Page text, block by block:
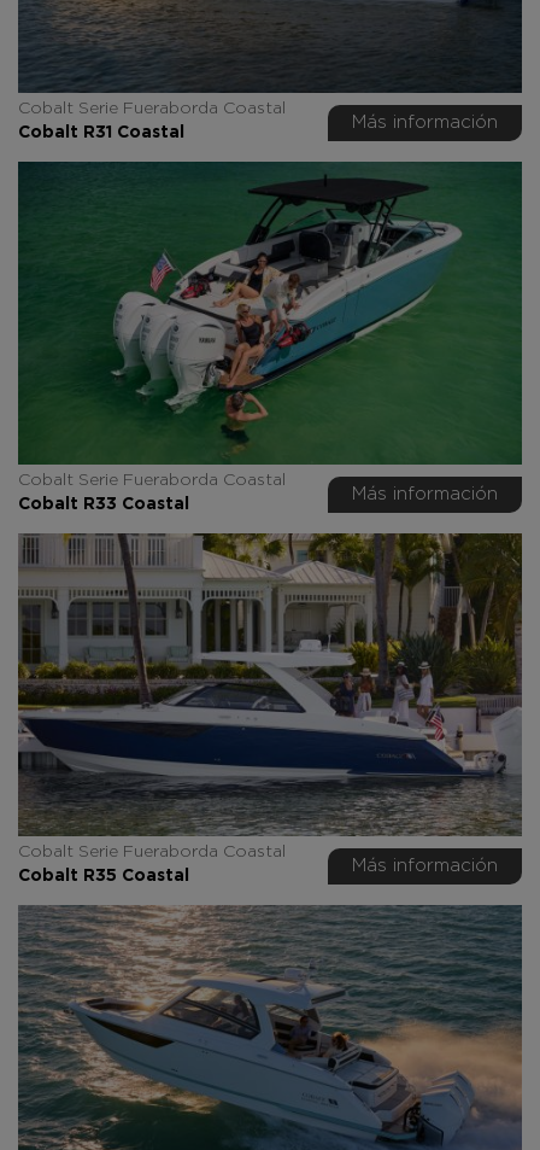
Cobalt Serie Fueraborda Coastal
Cobalt R31 Coastal
Más información
Cobalt Serie Fueraborda Coastal
Cobalt R33 Coastal
Más información
Cobalt Serie Fueraborda Coastal
Cobalt R35 Coastal
Más información